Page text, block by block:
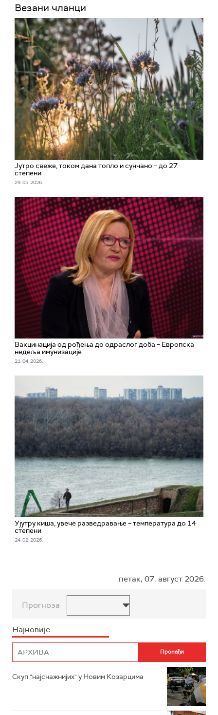
Везани чланци
Јутро свеже, током дана топло и сунчано – до 27
степени
29. 05. 2026.
Вакцинација од рођења до одраслог доба – Европска
недеља имунизације
21. 04. 2026.
Ујутру киша, увече разведравање – температура до 14
степени
24. 02. 2026.
петак, 07. август 2026.
Прогноза
Најновије
Скуп "најснажнијих" у Новим Козарцима